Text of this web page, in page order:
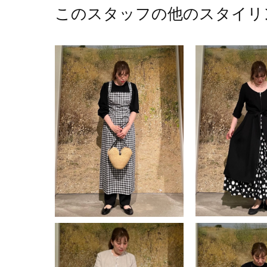
このスタッフの他のスタイ